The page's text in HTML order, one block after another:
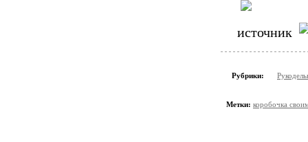
источник
Рубрики:
Метки: коробочка